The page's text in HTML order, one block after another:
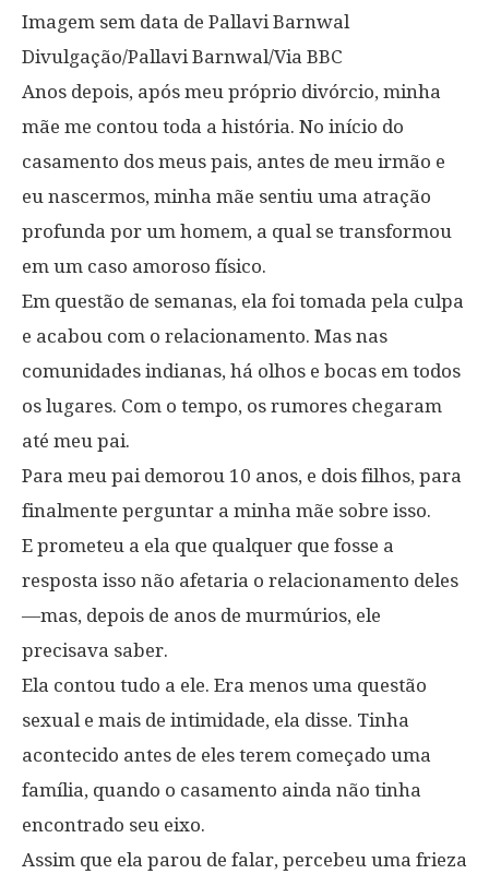
Imagem sem data de Pallavi Barnwal
Divulgação/Pallavi Barnwal/Via BBC
Anos depois, após meu próprio divórcio, minha
mãe me contou toda a história. No início do
casamento dos meus pais, antes de meu irmão e
eu nascermos, minha mãe sentiu uma atração
profunda por um homem, a qual se transformou
em um caso amoroso físico.
Em questão de semanas, ela foi tomada pela culpa
e acabou com o relacionamento. Mas nas
comunidades indianas, há olhos e bocas em todos
os lugares. Com o tempo, os rumores chegaram
até meu pai.
Para meu pai demorou 10 anos, e dois filhos, para
finalmente perguntar a minha mãe sobre isso.
E prometeu a ela que qualquer que fosse a
resposta isso não afetaria o relacionamento deles
—mas, depois de anos de murmúrios, ele
precisava saber.
Ela contou tudo a ele. Era menos uma questão
sexual e mais de intimidade, ela disse. Tinha
acontecido antes de eles terem começado uma
família, quando o casamento ainda não tinha
encontrado seu eixo.
Assim que ela parou de falar, percebeu uma frieza